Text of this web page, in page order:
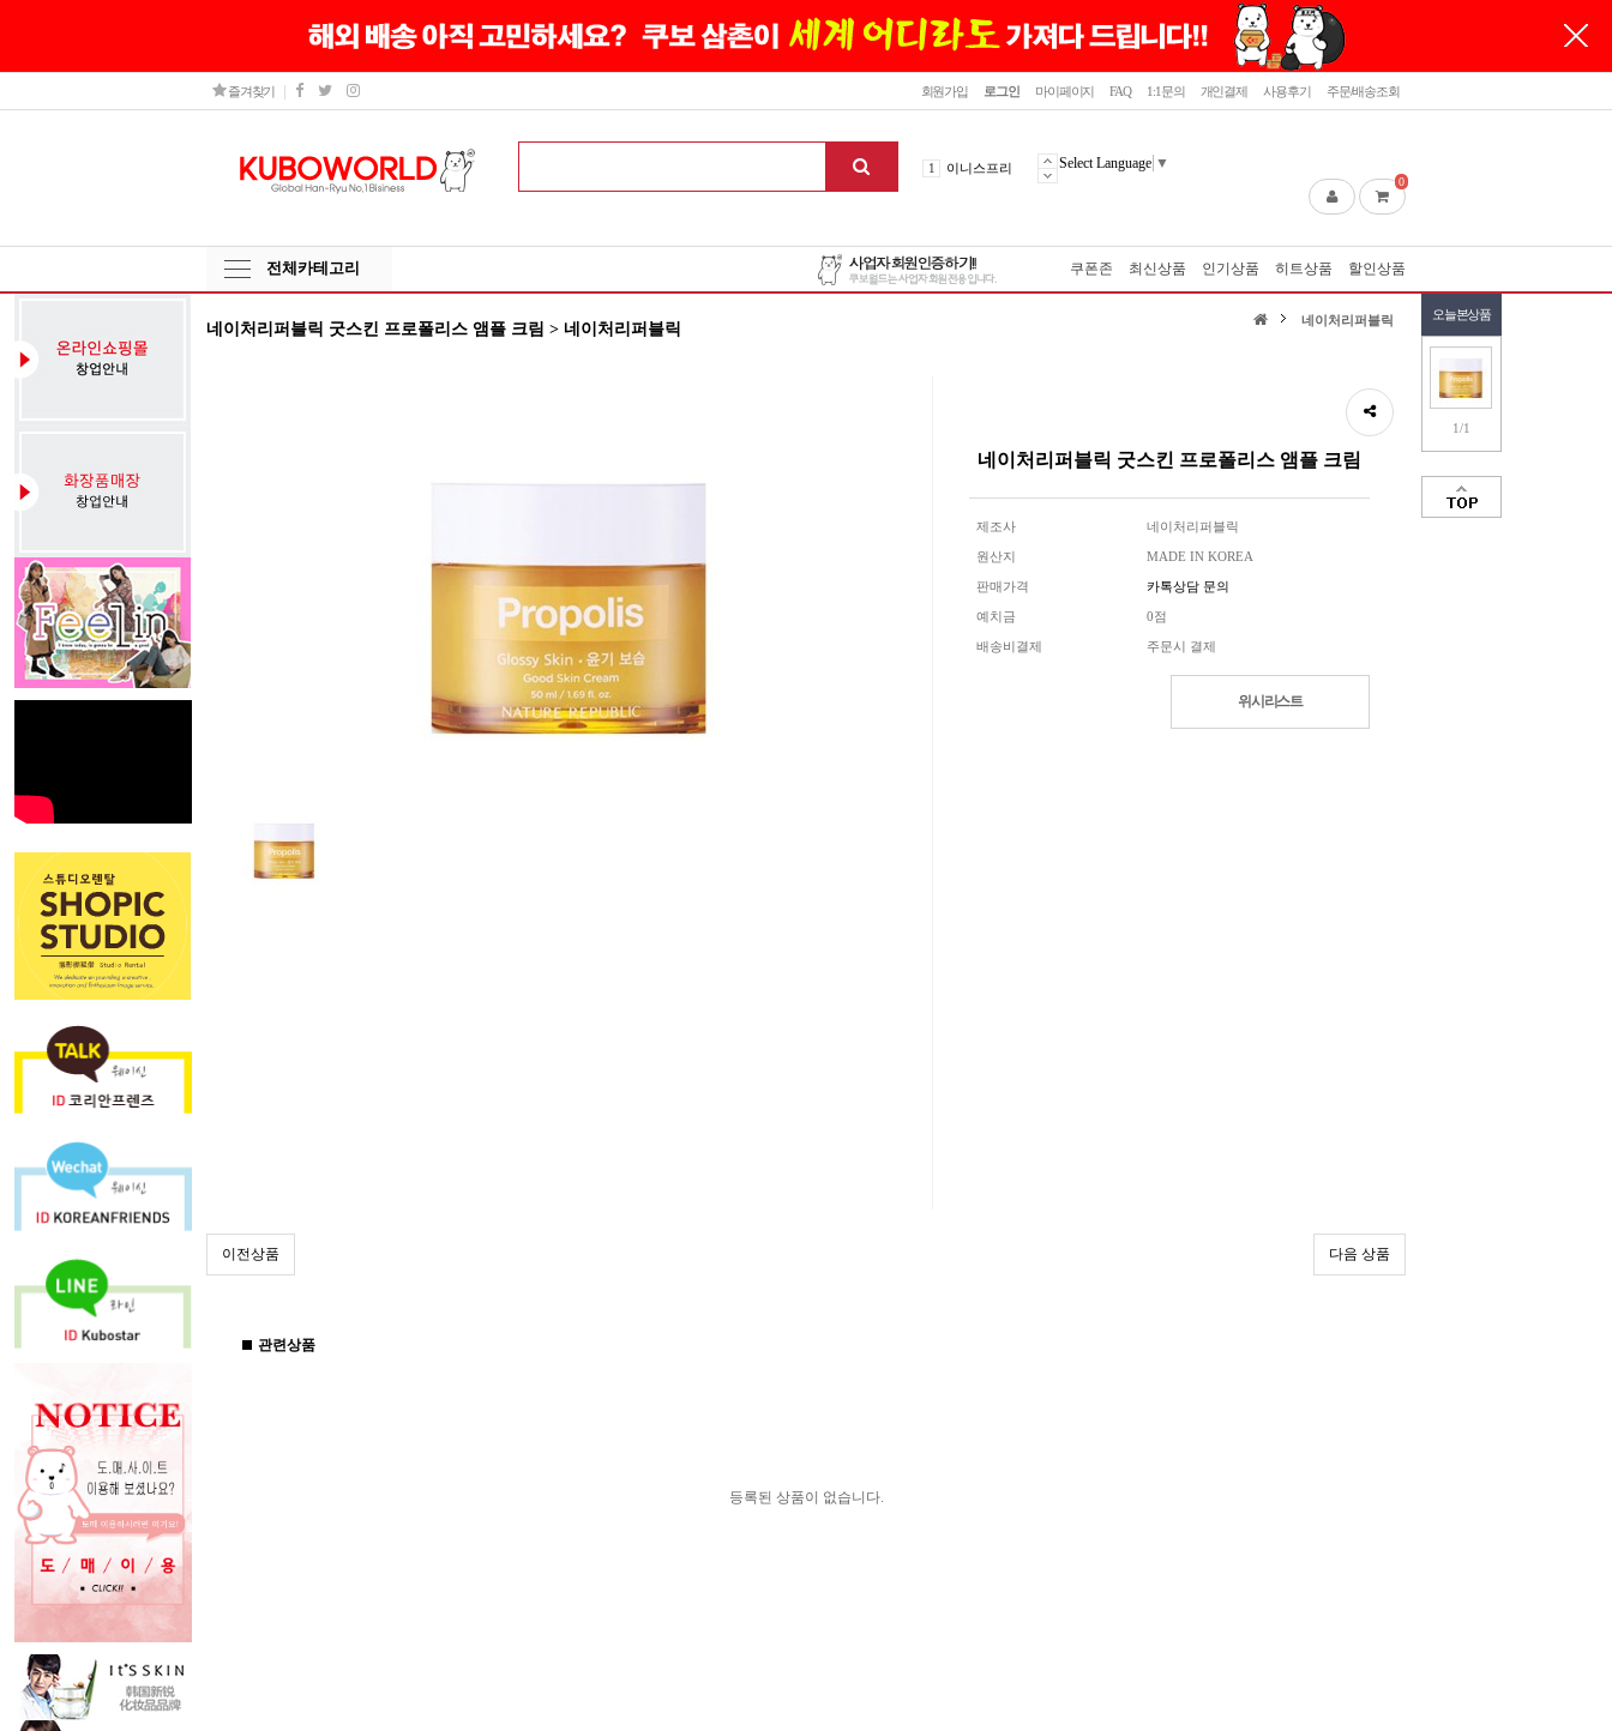
닫기
회원가입 로그인 마이페이지 FAQ 1:1문의 개인결제 사용후기 주문/배송조회
즐겨찾기
4 메디힐
5 라네즈
이니스프리
Select Language ▼
0
전체카테고리 쿠폰존 최신상품 인기상품 히트상품 할인상품
네이처리퍼블릭 굿스킨 프로폴리스 앰플 크림 > 네이처리퍼블릭
오늘본상품
1/1
네이처리퍼블릭
네이처리퍼블릭 굿스킨 프로폴리스 앰플 크림
제조사 네이처리퍼블릭
원산지 MADE IN KOREA
판매가격 카톡상담 문의
예치금 0점
배송비결제 주문시 결제
위시리스트
이전상품 다음 상품
관련상품
등록된 상품이 없습니다.